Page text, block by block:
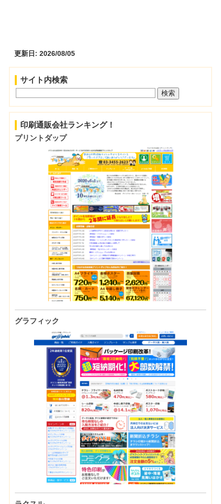
更新日: 2026/08/05
サイト内検索
印刷通販会社ランキング！
プリントダップ
グラフィック